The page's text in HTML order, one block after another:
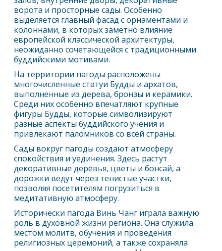
ворота и просторные сады. Особенно
выделяется главный фасад с орнаментами и
колоннами, в которых заметно влияние
европейской классической архитектуры,
неожиданно сочетающейся с традиционными
буддийскими мотивами.
На территории пагоды расположены
многочисленные статуи Будды и архатов,
выполненные из дерева, бронзы и керамики.
Среди них особенно впечатляют крупные
фигуры Будды, которые символизируют
разные аспекты буддийского учения и
привлекают паломников со всей страны.
Сады вокруг пагоды создают атмосферу
спокойствия и уединения. Здесь растут
декоративные деревья, цветы и бонсай, а
дорожки ведут через тенистые участки,
позволяя посетителям погрузиться в
медитативную атмосферу.
Исторически пагода Винь Чанг играла важную
роль в духовной жизни региона. Она служила
местом молитв, обучения и проведения
религиозных церемоний, а также сохраняла